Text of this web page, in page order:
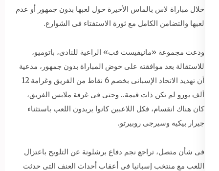
خلال مباراة لاس بالماس الأخيرة حول لعبها بدون جمهور أو عدم
لعبها والتضامن الكامل مع ثورة الاستفتاء فى الشوارع.
ودعت مجموعة «مانيفيست فب» الراعية للنادى، باتوميو،
للاستقالة بعد موافقته على خوض المباراة بدون جمهور، مدعية
أن تهديد الاتحاد الإسبانى بخصم 6 نقاط من الفريق وغرامة 12
ألف يورو لم تكن ذات قيمة.. وحتى فى غرفة ملابس الفريق،
كان هناك انقسام، فكل اللاعبين كانوا يريدون اللعب باستثناء
جيرار بيكيه وسيرجى روبيرتو.
فى شأن متصل، تراجع نجم دفاع برشلونة عن التلويح باعتزال
اللعب مع منتخب إسبانيا فى أعقاب أحداث العنف التى حدثت